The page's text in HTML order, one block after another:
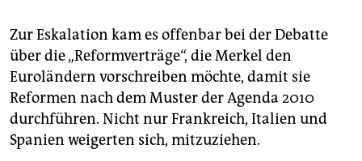
Zur Eskalation kam es offenbar bei der Debatte
über die „Reformverträge“, die Merkel den
Euroländern vorschreiben möchte, damit sie
Reformen nach dem Muster der Agenda 2010
durchführen. Nicht nur Frankreich, Italien und
Spanien weigerten sich, mitzuziehen.